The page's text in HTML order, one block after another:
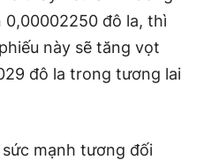
đô la, thì
này sẽ tăng vọt
đô la trong tương lai
mạnh tương đối